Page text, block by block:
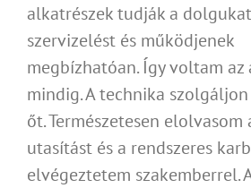
alkatrészek tudják a
szervizelést és működjenek
megbízhatóan. Így voltam
mindig. A technika
őt. Természetesen elolvasom
utasítást és a rendszeres
elvégeztetem szakemberrel.